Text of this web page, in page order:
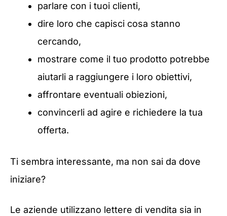
parlare con i tuoi clienti,
dire loro che capisci cosa stanno
cercando,
mostrare come il tuo prodotto potrebbe
aiutarli a raggiungere i loro obiettivi,
affrontare eventuali obiezioni,
convincerli ad agire e richiedere la tua
offerta.
Ti sembra interessante, ma non sai da dove
iniziare?
Le aziende utilizzano lettere di vendita sia in